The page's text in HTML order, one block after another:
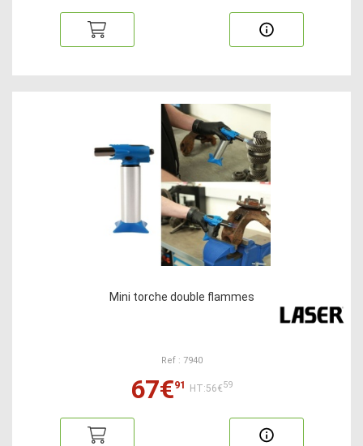
Mini torche double flammes
Ref : 7940
67€91 HT:56€59